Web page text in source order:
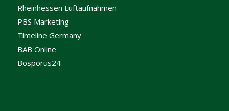
Rheinhessen Luftaufnahmen
PBS Marketing
Timeline Germany
BAB Online
Bosporus24